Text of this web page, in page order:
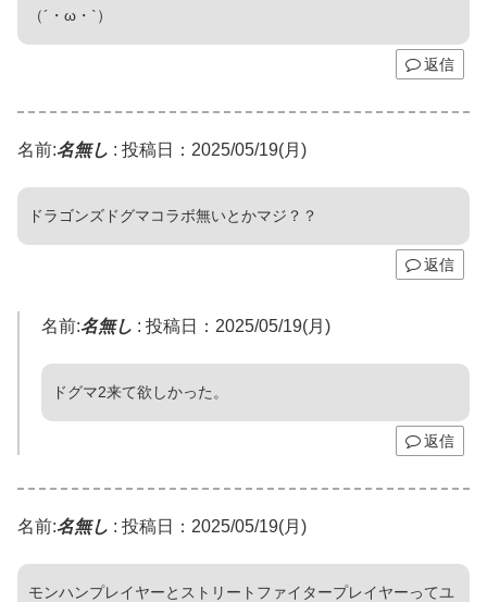
（´・ω・`）
返信
名前:名無し : 投稿日：2025/05/19(月)
ドラゴンズドグマコラボ無いとかマジ？？
返信
名前:名無し : 投稿日：2025/05/19(月)
ドグマ2来て欲しかった。
返信
名前:名無し : 投稿日：2025/05/19(月)
モンハンプレイヤーとストリートファイタープレイヤーってユ